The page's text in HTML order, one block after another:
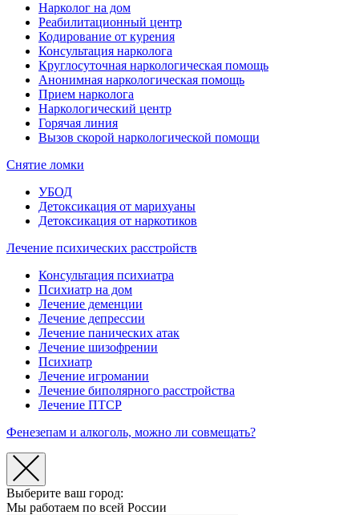
Нарколог на дом
Реабилитационный центр
Кодирование от курения
Консультация нарколога
Круглосуточная наркологическая помощь
Анонимная наркологическая помощь
Прием нарколога
Наркологический центр
Горячая линия
Вызов скорой наркологической помощи
Снятие ломки
УБОД
Детоксикация от марихуаны
Детоксикация от наркотиков
Лечение психических расстройств
Консультация психиатра
Психиатр на дом
Лечение деменции
Лечение депрессии
Лечение панических атак
Лечение шизофрении
Психиатр
Лечение игромании
Лечение биполярного расстройства
Лечение ПТСР
Фенезепам и алкоголь, можно ли совмещать?
Выберите ваш город:
Мы работаем по всей России